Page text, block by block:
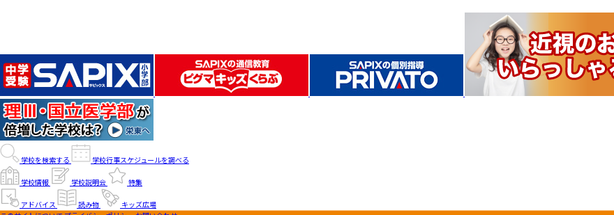
学校を検索する 学校行事スケジュールを調べる
学校情報 学校説明会 特集
アドバイス 読み物
キッズ広場